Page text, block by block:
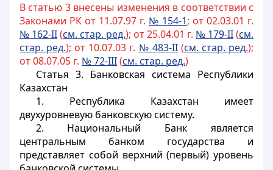
В статью 3 внесены изменения в соответствии с
Законами РК от 11.07.97 г. № 154-1; от 02.03.01 г.
№ 162-II(см. стар. ред.); от 25.04.01 г. № 179-II(см.
стар. ред.); от 10.07.03 г. № 483-II(см. стар. ред.);
от 08.07.05 г. № 72-III(см. стар. ред.)
Статья 3. Банковская система Республики
Казахстан
1. Республика Казахстан имеет
двухуровневую банковскую систему.
2. Национальный Банк является
центральным банком государства и
представляет собой верхний (первый) уровень